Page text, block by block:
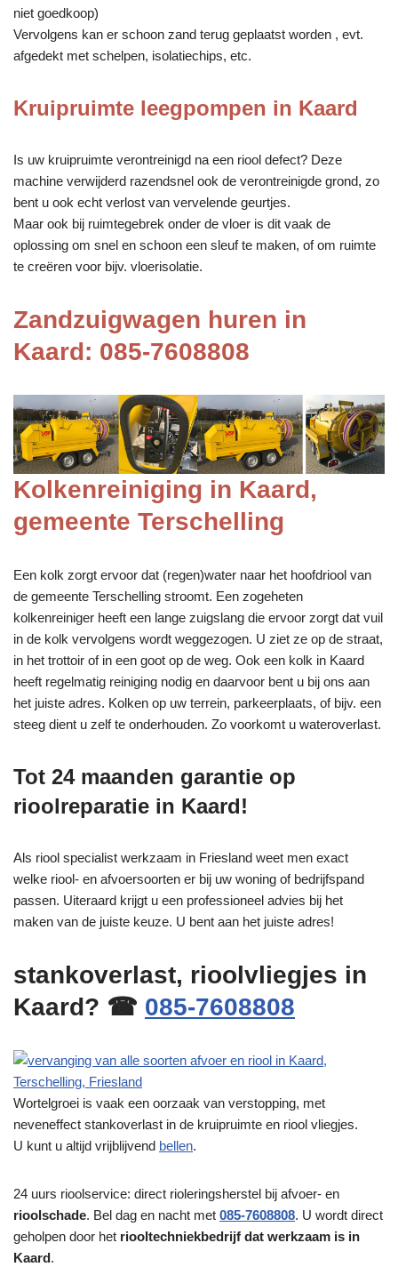
niet goedkoop)
Vervolgens kan er schoon zand terug geplaatst worden , evt.
afgedekt met schelpen, isolatiechips, etc.
Kruipruimte leegpompen in Kaard
Is uw kruipruimte verontreinigd na een riool defect? Deze
machine verwijderd razendsnel ook de verontreinigde grond, zo
bent u ook echt verlost van vervelende geurtjes.
Maar ook bij ruimtegebrek onder de vloer is dit vaak de
oplossing om snel en schoon een sleuf te maken, of om ruimte
te creëren voor bijv. vloerisolatie.
Zandzuigwagen huren in
Kaard: 085-7608808
Kolkenreiniging in Kaard,
gemeente Terschelling
Een kolk zorgt ervoor dat (regen)water naar het hoofdriool van
de gemeente Terschelling stroomt. Een zogeheten
kolkenreiniger heeft een lange zuigslang die ervoor zorgt dat vuil
in de kolk vervolgens wordt weggezogen. U ziet ze op de straat,
in het trottoir of in een goot op de weg. Ook een kolk in Kaard
heeft regelmatig reiniging nodig en daarvoor bent u bij ons aan
het juiste adres. Kolken op uw terrein, parkeerplaats, of bijv. een
steeg dient u zelf te onderhouden. Zo voorkomt u wateroverlast.
Tot 24 maanden garantie op
rioolreparatie in Kaard!
Als riool specialist werkzaam in Friesland weet men exact
welke riool- en afvoersoorten er bij uw woning of bedrijfspand
passen. Uiteraard krijgt u een professioneel advies bij het
maken van de juiste keuze. U bent aan het juiste adres!
stankoverlast, rioolvliegjes in
Kaard? ☎ 085-7608808
Wortelgroei is vaak een oorzaak van verstopping, met
neveneffect stankoverlast in de kruipruimte en riool vliegjes.
U kunt u altijd vrijblijvend bellen.
24 uurs rioolservice: direct rioleringsherstel bij afvoer- en
rioolschade. Bel dag en nacht met 085-7608808. U wordt direct
geholpen door het riooltechniekbedrijf dat werkzaam is in
Kaard.